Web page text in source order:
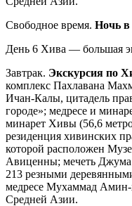
Свободное время. Ночь
День 6 Хива — большая
Завтрак. Экскурсия по
комплекс Пахлавана
Ичан-Калы, цитадель
городе»; медресе и
минарет Хивы (56,6
резиденция хивинских
которой расположен
Авиценны; мечеть Джума
213 резными
медресе Мухаммад Амин-
Средней Азии.